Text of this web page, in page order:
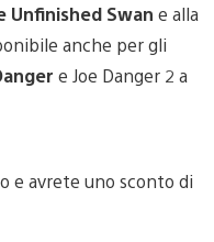
Unfinished Swan e alla
anche per gli
e Joe Danger 2 a
e avrete uno sconto di